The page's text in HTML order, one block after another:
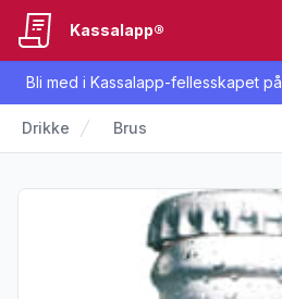
Bli med i Kassalapp-fellesskapet på
Kassalapp®
Drikke Brus